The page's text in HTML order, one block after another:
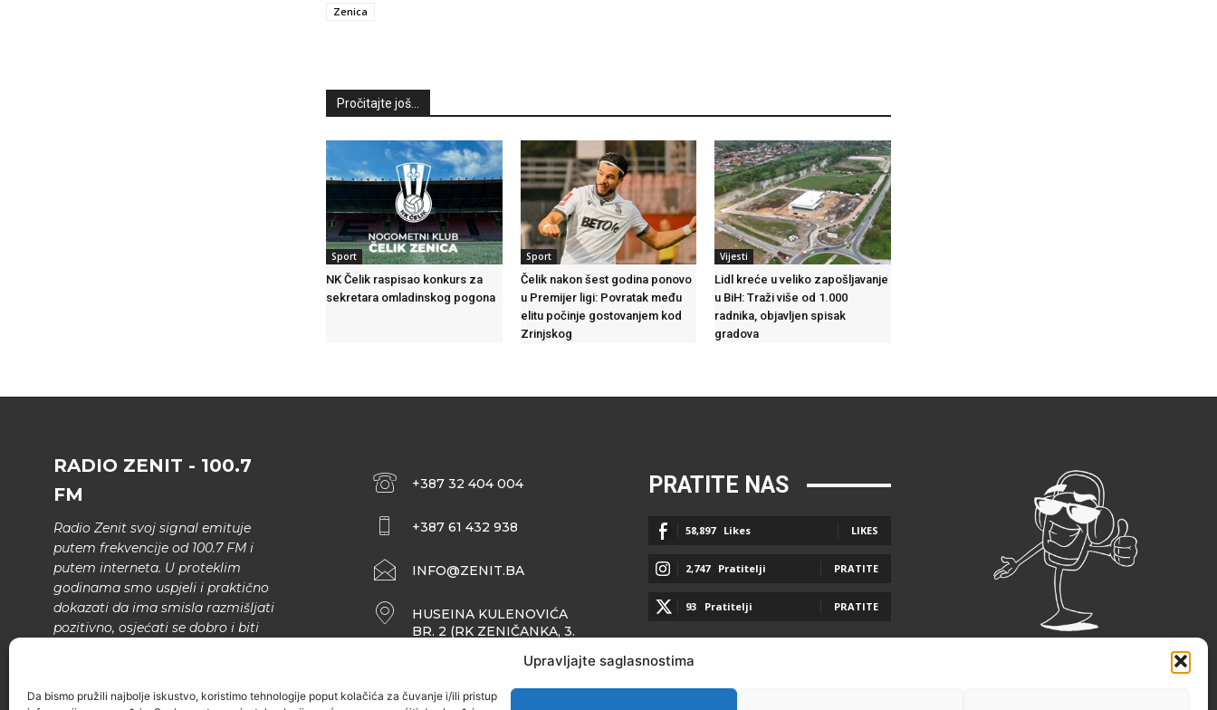
Upravljajte saglasnostima
Da bismo pružili najbolje iskustvo, koristimo tehnologije poput kolačića za čuvanje i/ili pristup
Zenica
Pročitajte još...
Sport
NK Čelik raspisao konkurs za
sekretara omladinskog pogona
Sport
Čelik nakon šest godina ponovo
u Premijer ligi: Povratak među
elitu počinje gostovanjem kod
Zrinjskog
Vijesti
Lidl kreće u veliko zapošljavanje
u BiH: Traži više od 1.000
radnika, objavljen spisak
gradova
RADIO ZENIT - 100.7
FM
Radio Zenit svoj signal emituje
putem frekvencije od 100.7 FM i
putem interneta. U proteklim
godinama smo uspjeli i praktično
dokazati da ima smisla razmišljati
pozitivno, osjećati se dobro i biti
narodne muzike..
+387 32 404 004
+387 61 432 938
INFO@ZENIT.BA
HUSEINA KULENOVIĆA
BR. 2 (RK ZENIČANKA, 3.
PRATITE NAS
58,897 Likes LIKES
2,747 Pratitelji PRATITE
93 Pratitelji PRATITE